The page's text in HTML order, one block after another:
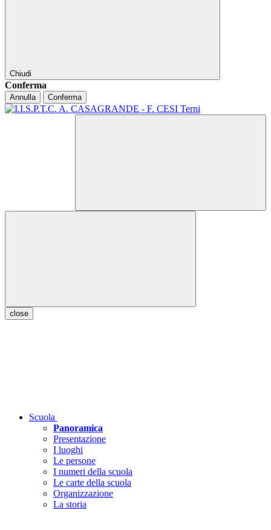
Chiudi
Conferma
Annulla Conferma
close
Scuola
Panoramica
Presentazione
I luoghi
Le persone
I numeri della scuola
Le carte della scuola
Organizzazione
La storia